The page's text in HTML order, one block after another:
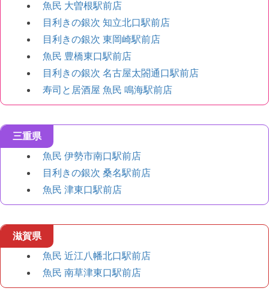
魚民 大曽根駅前店
目利きの銀次 知立北口駅前店
目利きの銀次 東岡崎駅前店
魚民 豊橋東口駅前店
目利きの銀次 名古屋太閤通口駅前店
寿司と居酒屋 魚民 鳴海駅前店
三重県
魚民 伊勢市南口駅前店
目利きの銀次 桑名駅前店
魚民 津東口駅前店
滋賀県
魚民 近江八幡北口駅前店
魚民 南草津東口駅前店